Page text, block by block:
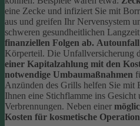
eine Zecke und infiziert Sie mit
aus und greifen Ihr Nervensystem
schweren gesundheitlichen
finanziellen Folgen ab. Autounfall
Körperteil. Die Unfallversicherung
einer Kapitalzahlung mit den
notwendige Umbaumaßnahmen
Anzünden des Grills helfen Sie mit
Ihnen eine Stichflamme ins Gesicht
Verbrennungen. Neben einer
Kosten für kosmetische